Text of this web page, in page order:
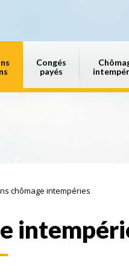
Congés
payés
chômage intempéries